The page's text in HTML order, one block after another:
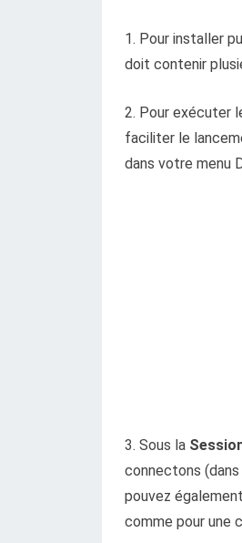
1. Pour installer
doit contenir
2. Pour exécuter
faciliter le
dans votre menu
3. Sous la
connectons
pouvez
comme pour une